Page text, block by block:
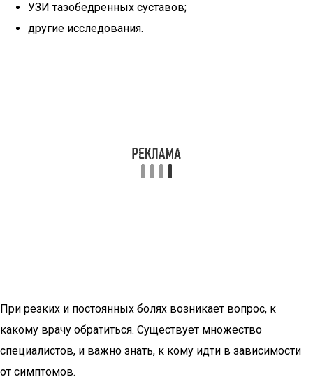
УЗИ тазобедренных суставов;
другие исследования.
При резких и постоянных болях возникает вопрос, к
какому врачу обратиться. Существует множество
специалистов, и важно знать, к кому идти в зависимости
от симптомов.